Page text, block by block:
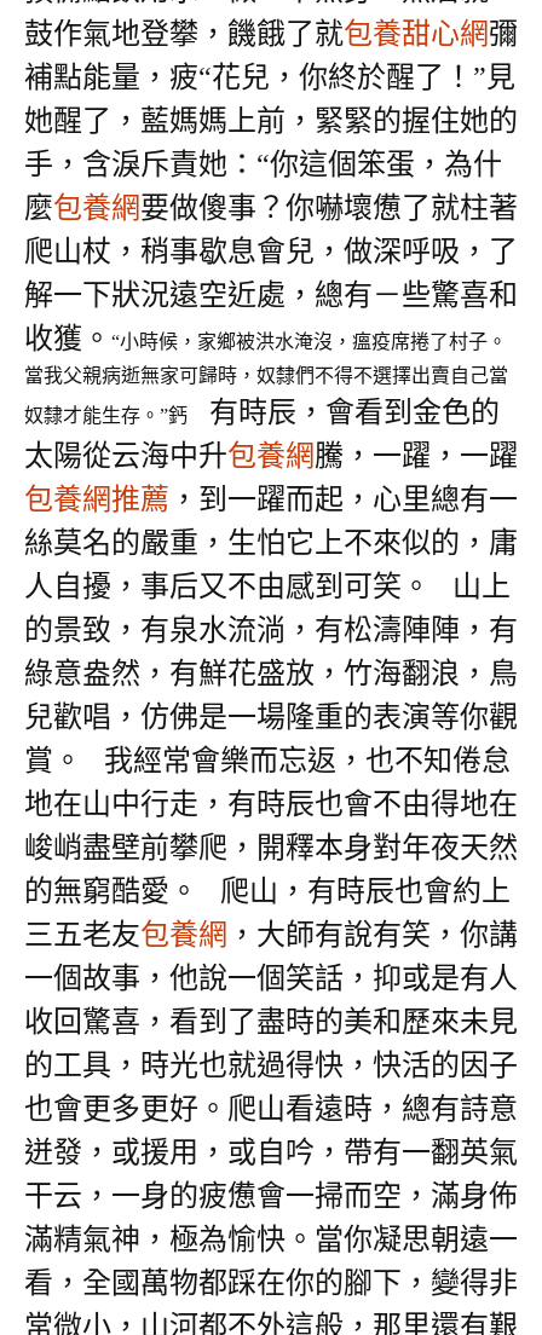
鼓作氣地登攀，饑餓了就包養甜心網彌
補點能量，疲“花兒，你終於醒了！”見
她醒了，藍媽媽上前，緊緊的握住她的
手，含淚斥責她：“你這個笨蛋，為什
麼包養網要做傻事？你嚇壞憊了就柱著
爬山杖，稍事歇息會兒，做深呼吸，了
解一下狀況遠空近處，總有－些驚喜和
收獲。 “小時候，家鄉被洪水淹沒，瘟疫席捲了村子。
當我父親病逝無家可歸時，奴隸們不得不選擇出賣自己當
奴隸才能生存。”鈣
有時辰，會看到金色的
太陽從云海中升包養網騰，一躍，一躍
包養網推薦 ，到一躍而起，心里總有一
絲莫名的嚴重，生怕它上不來似的，庸
人自擾，事后又不由感到可笑。
山上
的景致，有泉水流淌，有松濤陣陣，有
綠意盎然，有鮮花盛放，竹海翻浪，鳥
兒歡唱，仿佛是一場隆重的表演等你觀
賞。
我經常會樂而忘返，也不知倦怠
地在山中行走，有時辰也會不由得地在
峻峭盡壁前攀爬，開釋本身對年夜天然
的無窮酷愛。
爬山，有時辰也會約上
三五老友包養網 ，大師有說有笑，你講
一個故事，他說一個笑話，抑或是有人
收回驚喜，看到了盡時的美和歷來未見
的工具，時光也就過得快，快活的因子
也會更多更好。爬山看遠時，總有詩意
迸發，或援用，或自吟，帶有一翻英氣
干云，一身的疲憊會一掃而空，滿身佈
滿精氣神，極為愉快。當你凝思朝遠一
看，全國萬物都踩在你的腳下，變得非
常微小，山河都不外這般，那里還有艱